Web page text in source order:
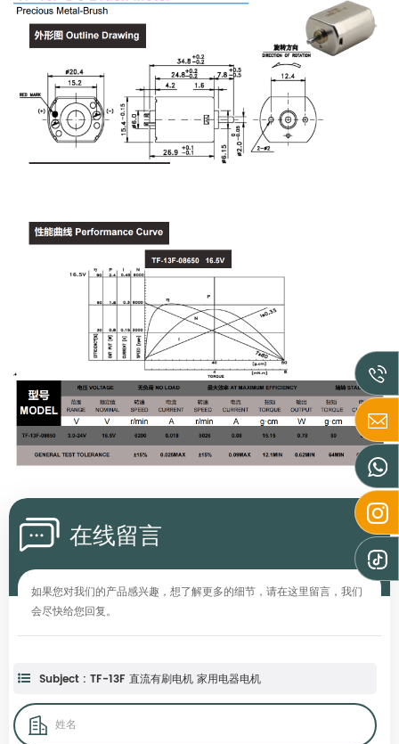
在线留言
如果您对我们的产品感兴趣，想了解更多的细节，请在这里留言，我们
会尽快给您回复。
Subject : TF-13F 直流有刷电机 家用电器电机